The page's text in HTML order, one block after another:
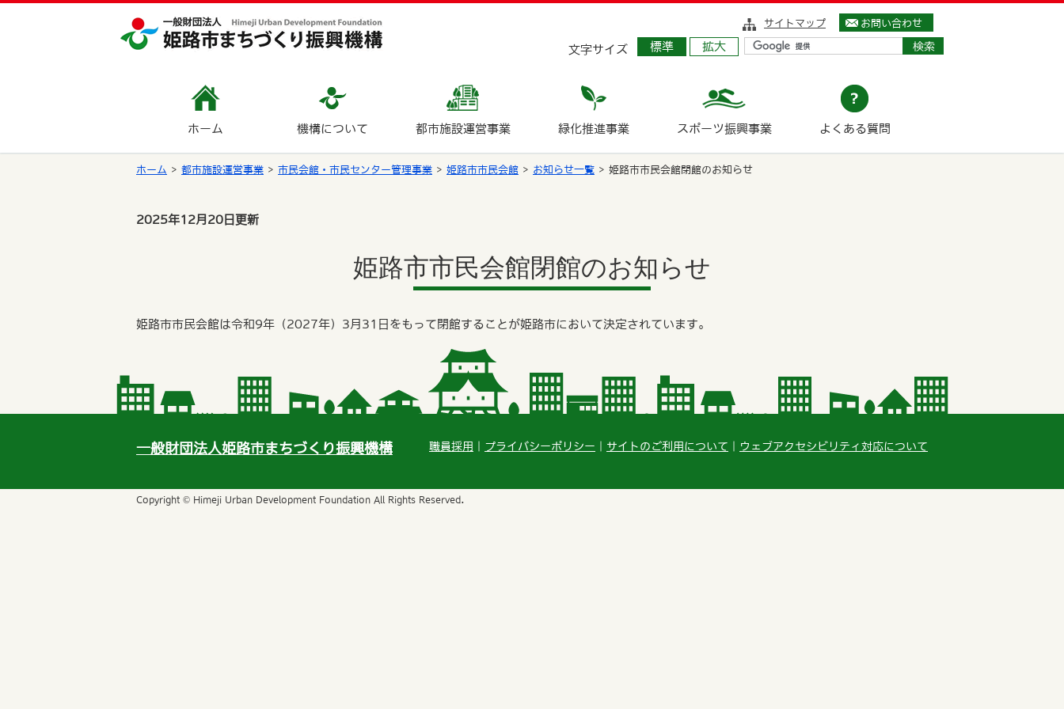
サイトマップ お問い合わせ
文字サイズ 標準 拡大
ホーム 機構について 都市施設運営事業 緑化推進事業 スポーツ振興事業 よくある質問
ホーム 都市施設運営事業 市民会館・市民センター管理事業 姫路市市民会館 お知らせ一覧 姫路市市民会館閉館のお知らせ
2025年12月20日更新
姫路市市民会館閉館のお知らせ
姫路市市民会館は令和9年（2027年）3月31日をもって閉館することが姫路市において決定されています。
一般財団法人姫路市まちづくり振興機構 職員採用 プライバシーポリシー サイトのご利用について ウェブアクセシビリティ対応について
Copyright © Himeji Urban Development Foundation All Rights Reserved.